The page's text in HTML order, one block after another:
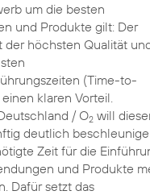
um die besten
und Produkte gilt: Der
der höchsten Qualität
(Time-to-
klaren Vorteil.
/ O2will
deutlich
Zeit für die
und Produkte
Dafür setzt das